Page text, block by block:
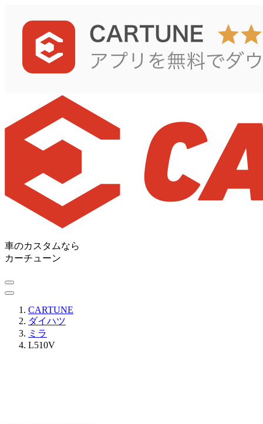
車のカスタムなら
カーチューン
CARTUNE
ダイハツ
ミラ
L510V